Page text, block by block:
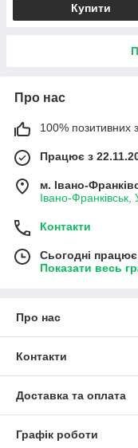
Купити
Про нас
100% позитивних з
Працює з
м. Івано-
Івано-Франківськ,
Контакти
Сьогодні
Показати весь
Про нас
Контакти
Доставка та оплата
Графік роботи